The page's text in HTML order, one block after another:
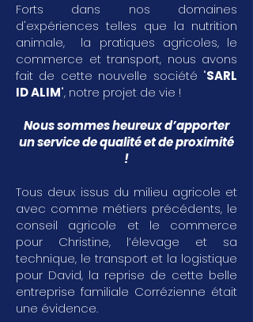
Forts dans nos domaines
d'expériences telles que la nutrition
animale, la pratiques agricoles, le
commerce et transport, nous avons
fait de cette nouvelle société "SARL
ID ALIM", notre projet de vie !
Nous sommes heureux d’apporter
un service de qualité et de proximité
!
Tous deux issus du milieu agricole et
avec comme métiers précédents, le
conseil agricole et le commerce
pour Christine, l’élevage et sa
technique, le transport et la logistique
pour David, la reprise de cette belle
entreprise familiale Corrézienne était
une évidence.